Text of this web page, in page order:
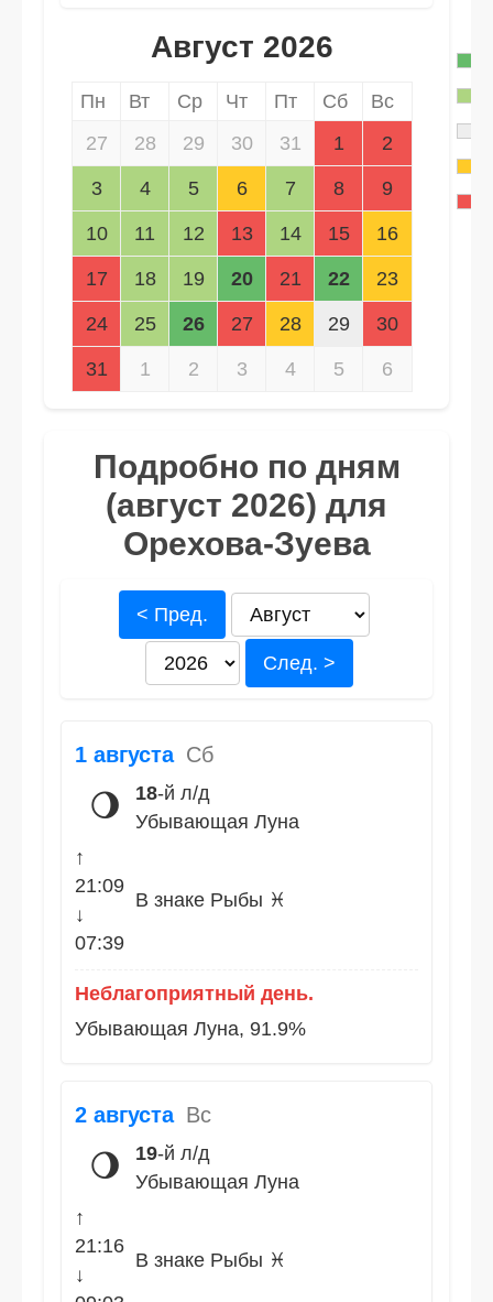
Август 2026
Пн Вт Ср Чт Пт Сб
Вс
27
28 29 30 31 1 2
3 4 5 6 7 8 9
10 11 12 13 14 15 16
17 18 19 20 21 22 23
24 25 26 27 28 29 30
31 1 2 3 4 5 6
Подробно по дням
(август 2026) для
Орехова-Зуева
< Пред.
След. >
1 августа Сб
🌖 18-й л/д
Убывающая Луна
↑
21:09
↓
07:39
В знаке Рыбы ♓
Неблагоприятный день.
Убывающая Луна, 91.9%
2 августа Вс
🌖 19-й л/д
Убывающая Луна
↑
21:16
↓
В знаке Рыбы ♓